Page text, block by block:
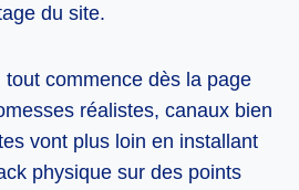
du site.
commence dès la page
réalistes, canaux bien
vont plus loin en installant
physique sur des points